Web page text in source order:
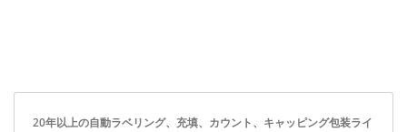
20年以上の自動ラベリング、充填、カウント、キャッピング包装ライ